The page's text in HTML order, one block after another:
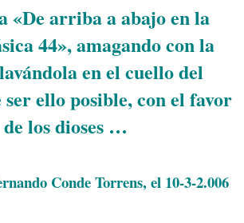
«De arriba a abajo en la
44», amagando con la
en el cuello del
ser ello posible, con el favor
de los dioses …
Conde Torrens, el 10-3-2.006